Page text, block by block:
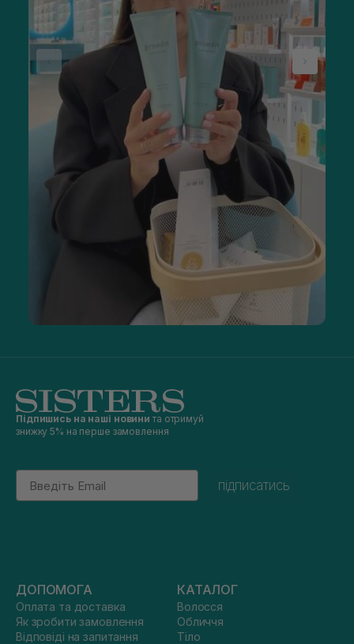
Підпишись на наші новини та отримуй
знижку 5% на перше замовлення
Email
підписатись
ДОПОМОГА
Оплата та доставка
Як зробити замовлення
Відповіді на запитання
КАТАЛОГ
Волосся
Обличчя
Тіло